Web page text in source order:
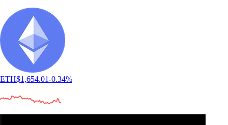
ETH$1,654.01-0.34%